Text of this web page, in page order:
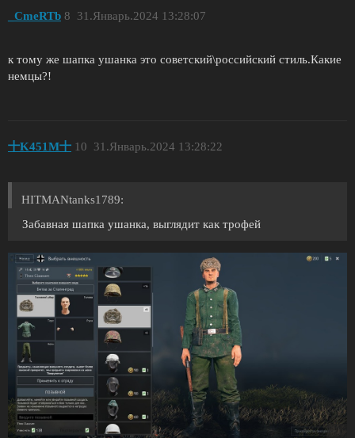
_CmeRTb 31.Январь.2024 13:28:07
8
к тому же шапка ушанка это советский\российский стиль.Какие
немцы?!
十K451M十 31.Январь.2024 13:28:22
10
HITMANtanks1789:
Забавная шапка ушанка, выглядит как трофей